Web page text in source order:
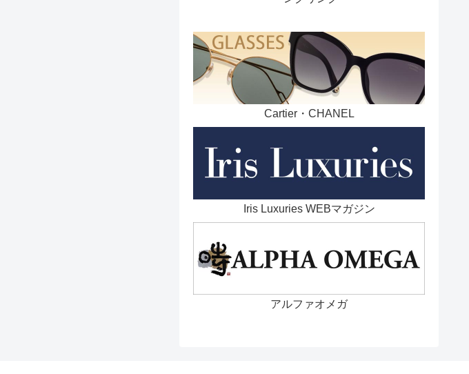
Cartier・CHANEL
Iris Luxuries WEBマガジン
アルファオメガ